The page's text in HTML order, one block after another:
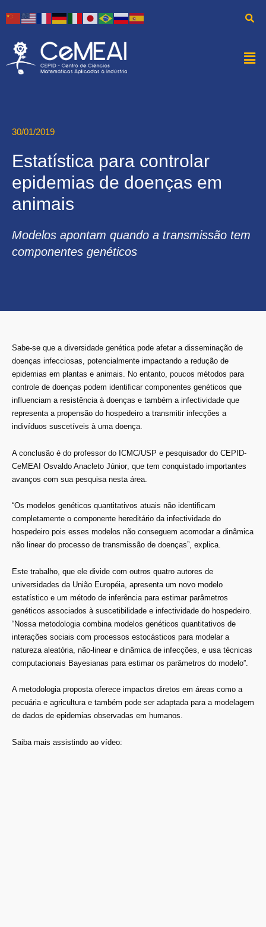
30/01/2019
Estatística para controlar
epidemias de doenças em
animais
Modelos apontam quando a transmissão tem
componentes genéticos
Sabe-se que a diversidade genética pode afetar a disseminação de
doenças infecciosas, potencialmente impactando a redução de
epidemias em plantas e animais. No entanto, poucos métodos para
controle de doenças podem identificar componentes genéticos que
influenciam a resistência à doenças e também a infectividade que
representa a propensão do hospedeiro a transmitir infecções a
indivíduos suscetíveis à uma doença.
A conclusão é do professor do ICMC/USP e pesquisador do CEPID-
CeMEAI Osvaldo Anacleto Júnior, que tem conquistado importantes
avanços com sua pesquisa nesta área.
“Os modelos genéticos quantitativos atuais não identificam
completamente o componente hereditário da infectividade do
hospedeiro pois esses modelos não conseguem acomodar a dinâmica
não linear do processo de transmissão de doenças”, explica.
Este trabalho, que ele divide com outros quatro autores de
universidades da União Européia, apresenta um novo modelo
estatístico e um método de inferência para estimar parâmetros
genéticos associados à suscetibilidade e infectividade do hospedeiro.
“Nossa metodologia combina modelos genéticos quantitativos de
interações sociais com processos estocásticos para modelar a
natureza aleatória, não-linear e dinâmica de infecções, e usa técnicas
computacionais Bayesianas para estimar os parâmetros do modelo”.
A metodologia proposta oferece impactos diretos em áreas como a
pecuária e agricultura e também pode ser adaptada para a modelagem
de dados de epidemias observadas em humanos.
Saiba mais assistindo ao vídeo: